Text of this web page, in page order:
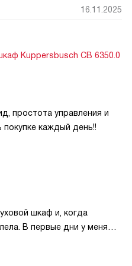
16.11.2025
Kuppersbusch CB 6350.0
простота управления и
каждый день!!
шкаф и, когда
В первые дни у меня
что люблю. Оказалось всё